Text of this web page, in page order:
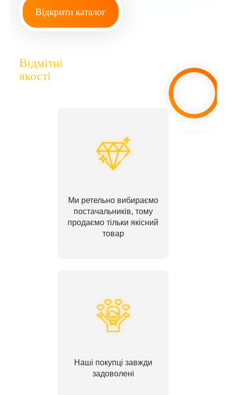
Відкрити каталог
Відмітні
якості
Ми ретельно вибираємо
постачальників, тому
продаємо тільки якісний
товар
Наші покупці завжди
задоволені